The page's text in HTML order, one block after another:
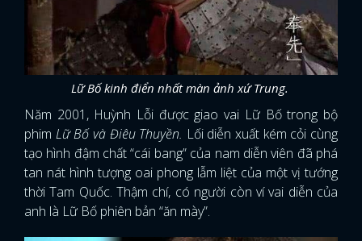
Lữ Bố kinh điển nhất màn ảnh xứ Trung.
Năm 2001, Huỳnh Lỗi được giao vai Lữ Bố trong bộ
phim Lữ Bố và Điêu Thuyền. Lối diễn xuất kém cỏi cùng
tạo hình đậm chất “cái bang” của nam diễn viên đã phá
tan nát hình tượng oai phong lẫm liệt của một vị tướng
thời Tam Quốc. Thậm chí, có người còn ví vai diễn của
anh là Lữ Bố phiên bản “ăn mày”.